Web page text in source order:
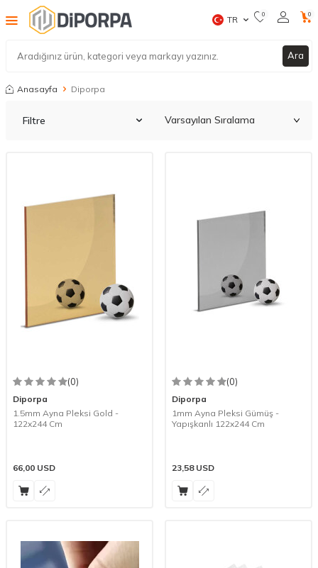
Ara
TR 0 0
Anasayfa Diporpa
Filtre
(0)
Diporpa
1.5mm Ayna Pleksi Gold -
122x244 Cm
66,00 USD
(0)
Diporpa
1mm Ayna Pleksi Gümüş -
Yapışkanlı 122x244 Cm
23,58USD